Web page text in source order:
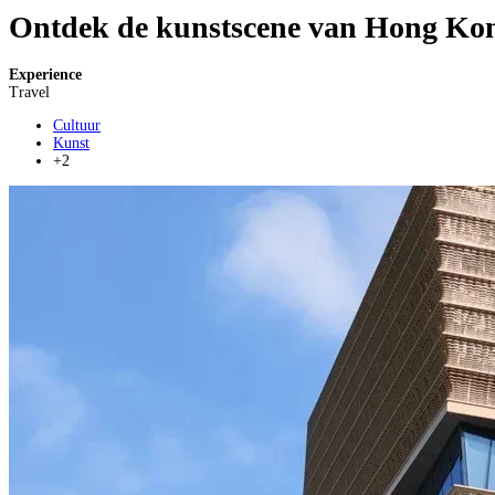
Ontdek de kunstscene van Hong
Experience
Travel
Cultuur
Kunst
+2